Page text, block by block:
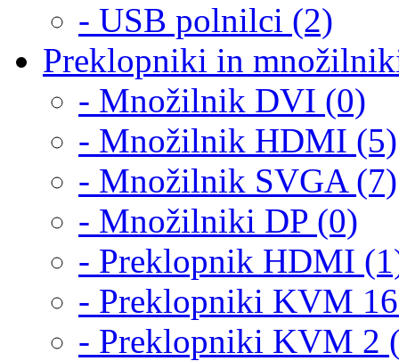
- USB polnilci (2)
Preklopniki in
- Množilnik DVI (0)
- Množilnik HDMI (5)
- Množilnik SVGA (7)
- Množilniki DP (0)
- Preklopnik HDMI
- Preklopniki KVM
- Preklopniki KVM 2